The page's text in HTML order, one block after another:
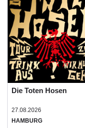
Die Toten Hosen
27.08.2026
HAMBURG